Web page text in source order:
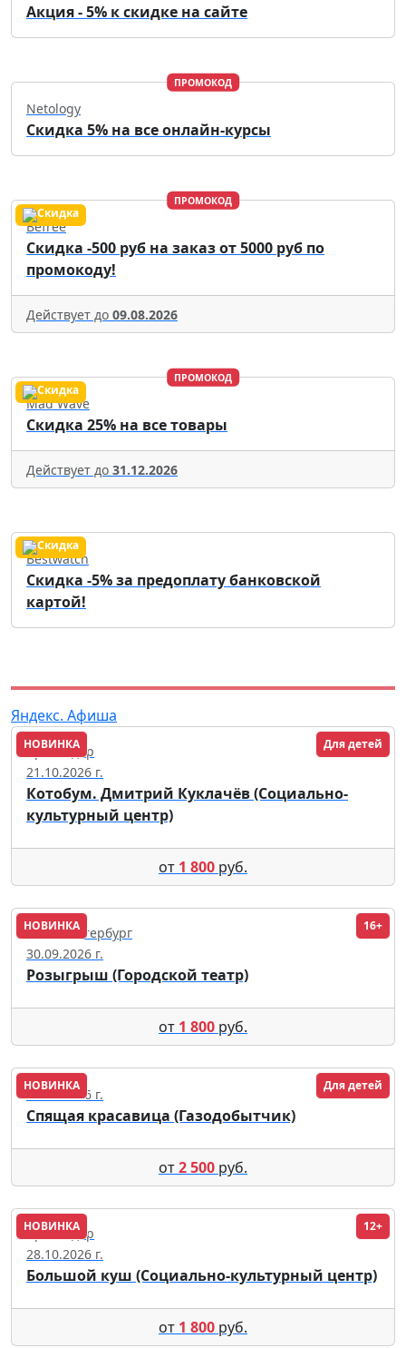
Акция - 5% к скидке на сайте
ПРОМОКОД
Netology
Скидка 5% на все онлайн-курсы
ПРОМОКОД
Befree
Скидка -500 руб на заказ от 5000 руб по
промокоду!
Действует до 09.08.2026
ПРОМОКОД
Mad Wave
Скидка 25% на все товары
Действует до 31.12.2026
Bestwatch
Скидка -5% за предоплату банковской
картой!
Яндекс. Афиша
НОВИНКА Для детей
Краснодар
21.10.2026 г.
Котобум. Дмитрий Куклачёв (Социально-
культурный центр)
от 1 800 руб.
НОВИНКА 16+
Санкт-Петербург
30.09.2026 г.
Розыгрыш (Городской театр)
от 1 800 руб.
НОВИНКА Для детей
29.09.2026 г.
Спящая красавица (Газодобытчик)
от2 500 руб.
НОВИНКА 12+
Краснодар
28.10.2026 г.
Большой куш (Социально-культурный центр)
от 1 800 руб.